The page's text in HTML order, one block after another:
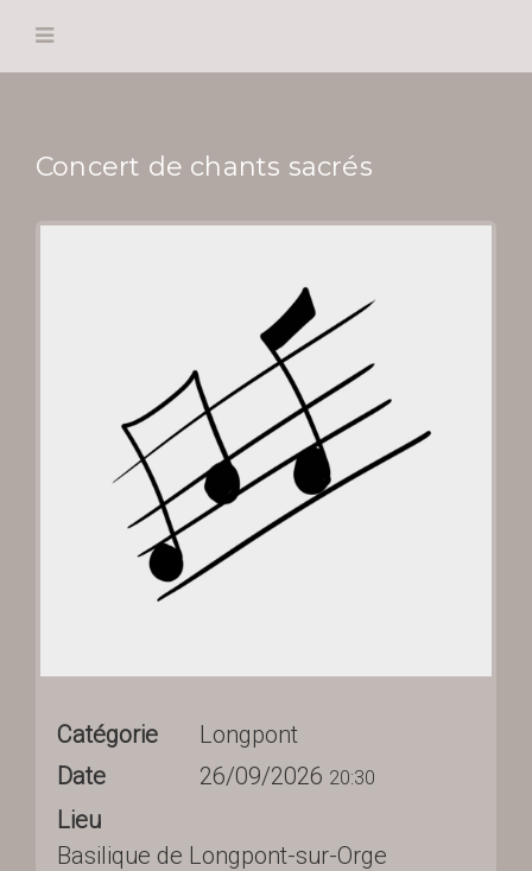
Concert de chants sacrés
Catégorie
Longpont
Date
26/09/2026 20:30
Lieu
Basilique de Longpont-sur-Orge